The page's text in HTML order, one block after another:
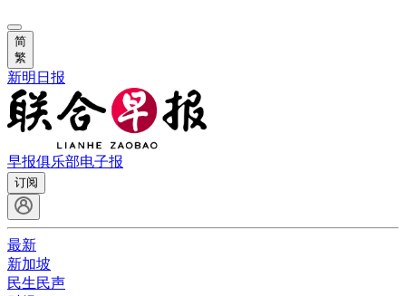
简
繁
新明日报
早报俱乐部电子报
订阅
最新
新加坡
民生民声